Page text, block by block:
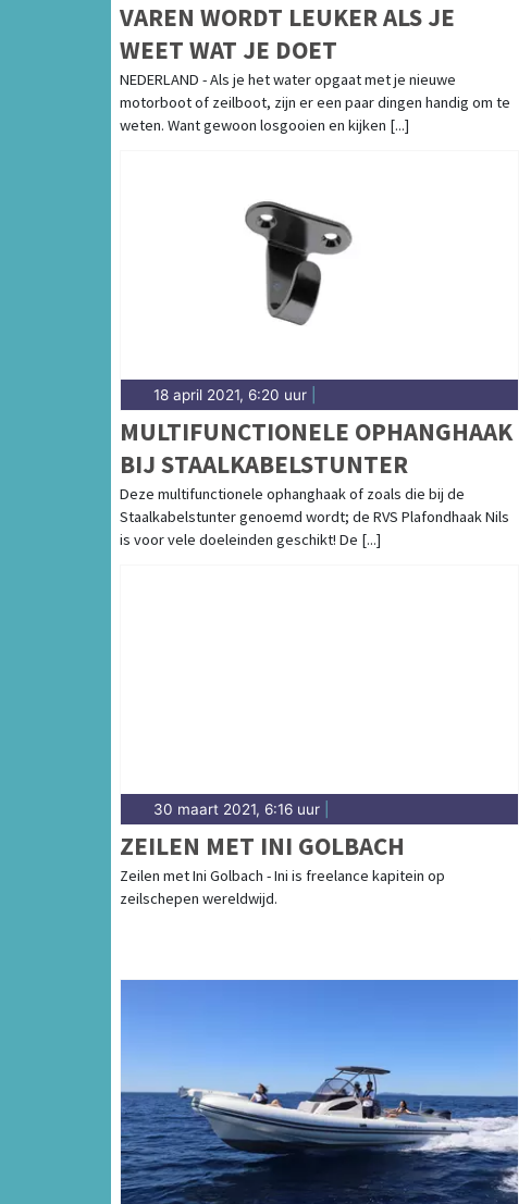
VAREN WORDT LEUKER ALS JE
WEET WAT JE DOET
NEDERLAND - Als je het water opgaat met je nieuwe
motorboot of zeilboot, zijn er een paar dingen handig om te
weten. Want gewoon losgooien en kijken [...]
18 april 2021, 6:20 uur
MULTIFUNCTIONELE OPHANGHAAK
BIJ STAALKABELSTUNTER
Deze multifunctionele ophanghaak of zoals die bij de
Staalkabelstunter genoemd wordt; de RVS Plafondhaak Nils
is voor vele doeleinden geschikt! De [...]
30 maart 2021, 6:16 uur
ZEILEN MET INI GOLBACH
Zeilen met Ini Golbach - Ini is freelance kapitein op
zeilschepen wereldwijd.